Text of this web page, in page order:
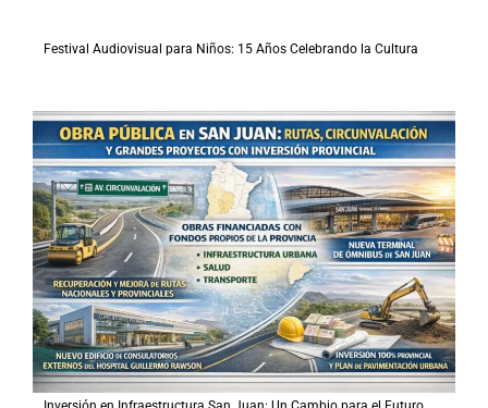
Festival Audiovisual para Niños: 15 Años Celebrando la Cultura